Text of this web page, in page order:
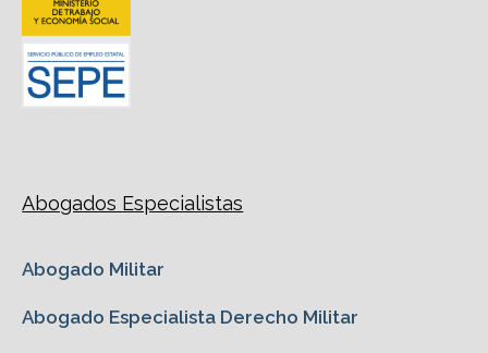
Abogados Especialistas
Abogado Militar
Abogado Especialista Derecho Militar